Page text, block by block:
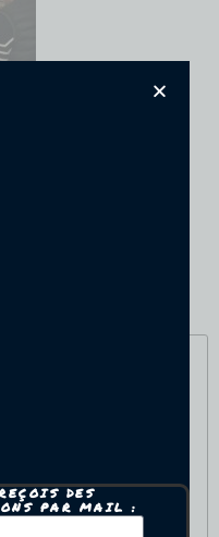
publiée.
DES
PAR MAIL :